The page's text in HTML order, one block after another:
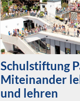
Schulstiftung
Miteinander
und lehren